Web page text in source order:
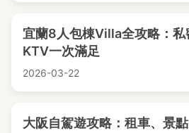
宜蘭8人包棟Villa全攻略：私
KTV一次滿足
2026-03-22
大阪自駕遊攻略：租車、景